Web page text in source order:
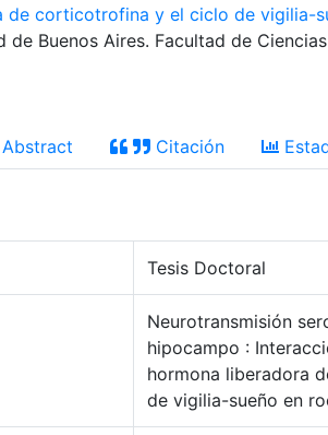
de corticotrofina y el ciclo de vigilia-
de Buenos Aires. Facultad de
Abstract Citación
Tesis Doctoral
Neurotransmisión
hipocampo :
hormona liberadora
de vigilia-sueño en